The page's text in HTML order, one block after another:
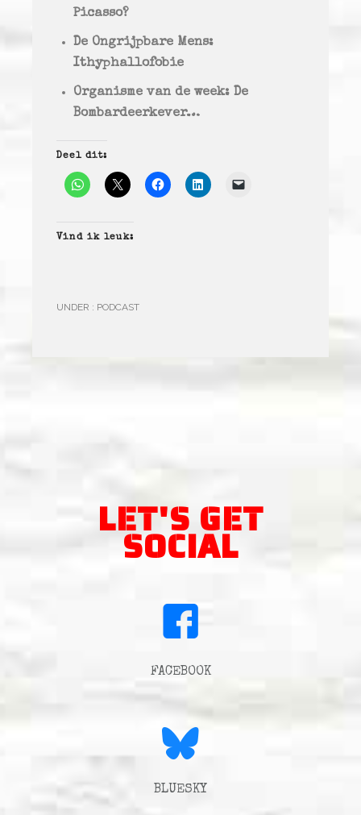
Picasso?
De Ongrijpbare Mens:
Ithyphallofobie
Organisme van de week: De
Bombardeerkever…
Deel dit:
Vind ik leuk:
UNDER : PODCAST
LET'S GET
SOCIAL
FACEBOOK
BLUESKY